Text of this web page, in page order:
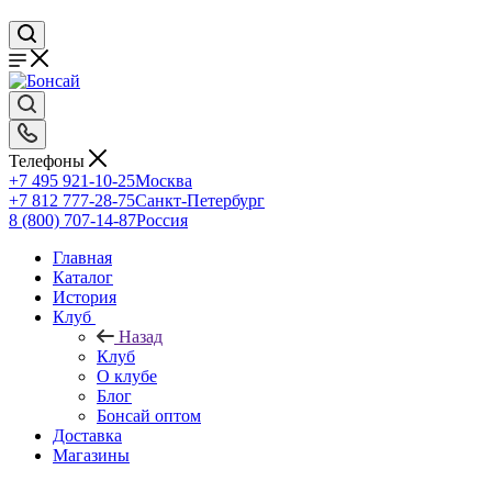
Телефоны
+7 495 921-10-25Москва
+7 812 777-28-75Санкт-Петербург
8 (800) 707-14-87Россия
Главная
Каталог
История
Клуб
Назад
Клуб
О клубе
Блог
Бонсай оптом
Доставка
Магазины